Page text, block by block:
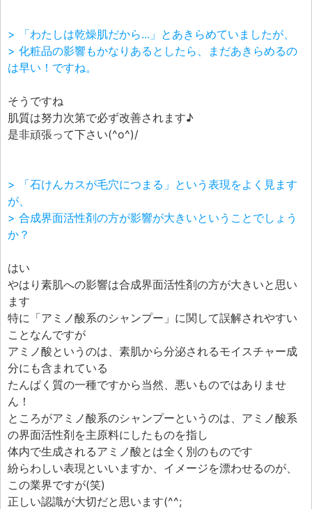
> 「わたしは乾燥肌だから...」とあきらめていましたが、
> 化粧品の影響もかなりあるとしたら、まだあきらめるの
は早い！ですね。
そうですね
肌質は努力次第で必ず改善されます♪
是非頑張って下さい(^o^)/
> 「石けんカスが毛穴につまる」という表現をよく見ます
が、
> 合成界面活性剤の方が影響が大きいということでしょう
か？
はい
やはり素肌への影響は合成界面活性剤の方が大きいと思い
ます
特に「アミノ酸系のシャンプー」に関して誤解されやすい
ことなんですが
アミノ酸というのは、素肌から分泌されるモイスチャー成
分にも含まれている
たんぱく質の一種ですから当然、悪いものではありませ
ん！
ところがアミノ酸系のシャンプーというのは、アミノ酸系
の界面活性剤を主原料にしたものを指し
体内で生成されるアミノ酸とは全く別のものです
紛らわしい表現といいますか、イメージを漂わせるのが、
この業界ですが(笑)
正しい認識が大切だと思います(^^;